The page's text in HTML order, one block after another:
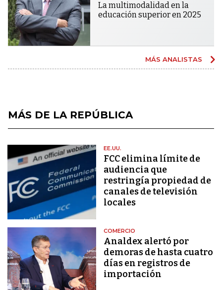
La multimodalidad en la
educación superior en 2025
MÁS ANALISTAS
MÁS DE LA REPÚBLICA
EE.UU.
FCC elimina límite de
audiencia que
restringía propiedad de
canales de televisión
locales
COMERCIO
Analdex alertó por
demoras de hasta cuatro
días en registros de
importación